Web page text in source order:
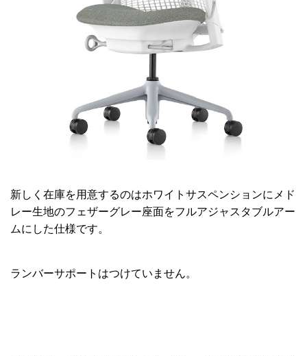
新しく在庫を用意するのはホワイトサスペンションにメド
レー生地のフェザーグレー座面をフルアジャスタブルアー
ムにした仕様です。
ランバーサポートはつけていません。